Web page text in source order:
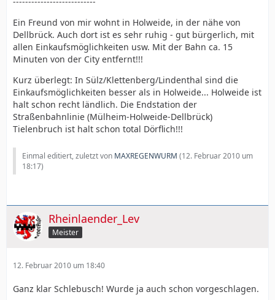
Ein Freund von mir wohnt in Holweide, in der nähe von
Dellbrück. Auch dort ist es sehr ruhig - gut bürgerlich, mit
allen Einkaufsmöglichkeiten usw. Mit der Bahn ca. 15
Minuten von der City entfernt!!!
Kurz überlegt: In Sülz/Klettenberg/Lindenthal sind die
Einkaufsmöglichkeiten besser als in Holweide... Holweide ist
halt schon recht ländlich. Die Endstation der
Straßenbahnlinie (Mülheim-Holweide-Dellbrück)
Tielenbruch ist halt schon total Dörflich!!!
Einmal editiert, zuletzt von MAXREGENWURM (12. Februar 2010 um
18:17)
Rheinlaender_Lev
Meister
12. Februar 2010 um 18:40
Ganz klar Schlebusch! Wurde ja auch schon vorgeschlagen.